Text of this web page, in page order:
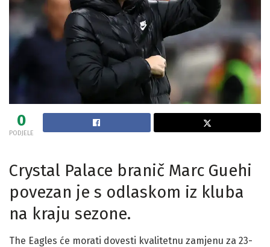
0
PODJELE
Crystal Palace branič Marc Guehi
povezan je s odlaskom iz kluba
na kraju sezone.
The Eagles će morati dovesti kvalitetnu zamjenu za 23-